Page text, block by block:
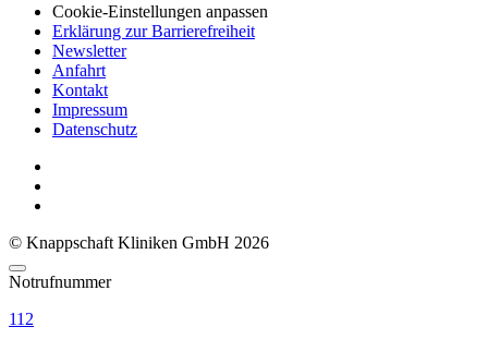
Cookie-Einstellungen anpassen
Erklärung zur Barrierefreiheit
Newsletter
Anfahrt
Kontakt
Impressum
Datenschutz
© Knappschaft Kliniken GmbH 2026
Notrufnummer
112